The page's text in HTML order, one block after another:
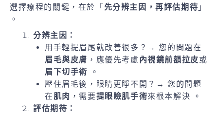
選擇療程的關鍵，在於「 先分辨主因，再評估期待 」
。
分辨主因：
用手輕提眉尾就改善很多？→ 您的問題在
眉毛與皮膚 ，應優先考慮 內視鏡前額拉皮或
眉下切手術
。
壓住眉毛後，眼睛更睜不開？→ 您的問題
在 肌肉 ，需要提眼瞼肌手術來根本解決 。
評估期待：